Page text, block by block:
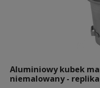
Aluminiowy kubek
niemalowany - replika